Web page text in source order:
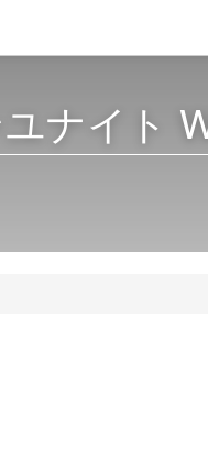
ナイト